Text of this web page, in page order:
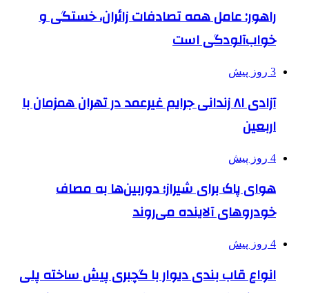
راهور: عامل همه تصادفات زائران، خستگی و
خواب‌آلودگی است
3 روز پیش
آزادی ۸۱ زندانی جرایم غیرعمد در تهران همزمان با
اربعین
4 روز پیش
هوای پاک برای شیراز؛ دوربین‌ها به مصاف
خودروهای آلاینده می‌روند
4 روز پیش
انواع قاب بندی دیوار با گچبری پیش ساخته پلی